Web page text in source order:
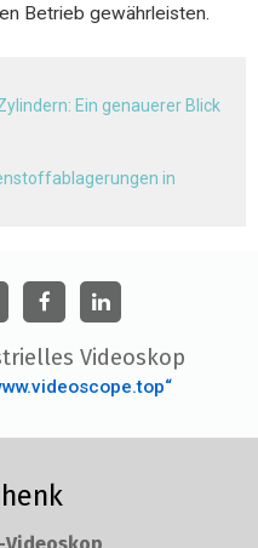
Betrieb gewährleisten.
Ein genauerer Blick
in
Videoskop